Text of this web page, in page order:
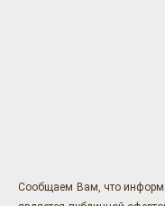
Сообщаем Вам, что